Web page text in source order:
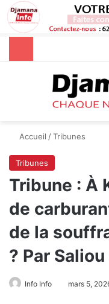
Rechercher
Accueil /Tribunes
Tribunes
Tribune : À
de
de la
? Par
Info Info mars 5,